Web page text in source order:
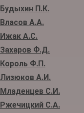
Будыхин П.К.
Власов А.А.
Ижак А.С.
Захаров Ф.Д.
Король Ф.П.
Лизюков А.И.
Младенцев С.И.
Ржечицкий С.А.